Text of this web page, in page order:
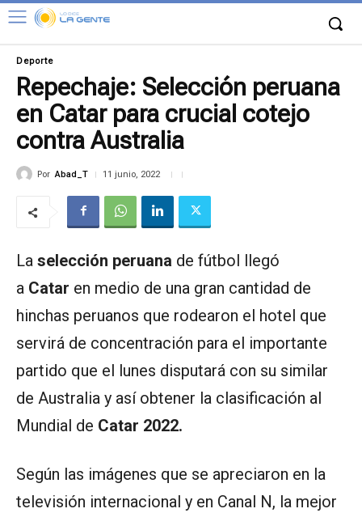
Deporte
Repechaje: Selección peruana
en Catar para crucial cotejo
contra Australia
Por Abad_T 11 junio, 2022
La selección peruana de fútbol llegó
a Catar en medio de una gran cantidad de
hinchas peruanos que rodearon el hotel que
servirá de concentración para el importante
partido que el lunes disputará con su similar
de Australia y así obtener la clasificación al
Mundial de Catar 2022.
Según las imágenes que se apreciaron en la
televisión internacional y en Canal N, la mejor